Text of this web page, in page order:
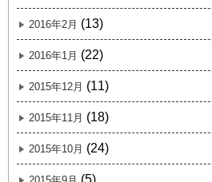
2016年2月 (13)
2016年1月 (22)
2015年12月 (11)
2015年11月 (18)
2015年10月 (24)
(5)